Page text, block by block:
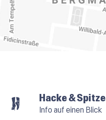
Hacke & Spitze
Info auf einen Blick